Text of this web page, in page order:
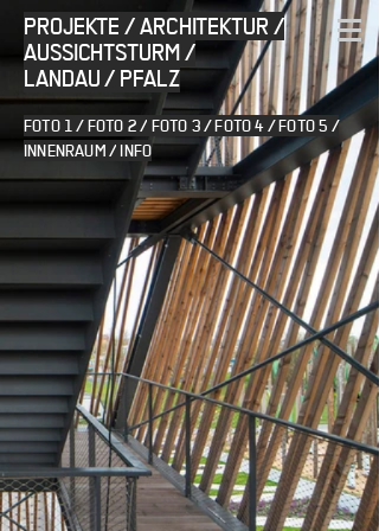
PROJEKTE / ARCHITEKTUR /
AUSSICHTSTURM /
LANDAU / PFALZ
FOTO 1/FOTO 2/ FOTO 3/FOTO 4/FOTO 5 /
INNENRAUM/ INFO